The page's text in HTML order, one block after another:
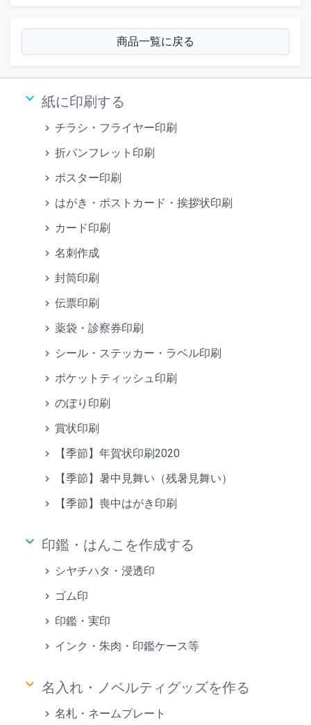
商品一覧に戻る
keyboard_arrow_down 紙に印刷する
チラシ・フライヤー印刷
折パンフレット印刷
ポスター印刷
はがき・ポストカード・挨拶状印刷
カード印刷
名刺作成
封筒印刷
伝票印刷
薬袋・診察券印刷
シール・ステッカー・ラベル印刷
ポケットティッシュ印刷
のぼり印刷
賞状印刷
【季節】年賀状印刷2020
【季節】暑中見舞い（残暑見舞い）
【季節】喪中はがき印刷
keyboard_arrow_down 印鑑・はんこを作成する
シヤチハタ・浸透印
ゴム印
印鑑・実印
インク・朱肉・印鑑ケース等
keyboard_arrow_down 名入れ・ノベルティグッズを作る
名札・ネームプレート